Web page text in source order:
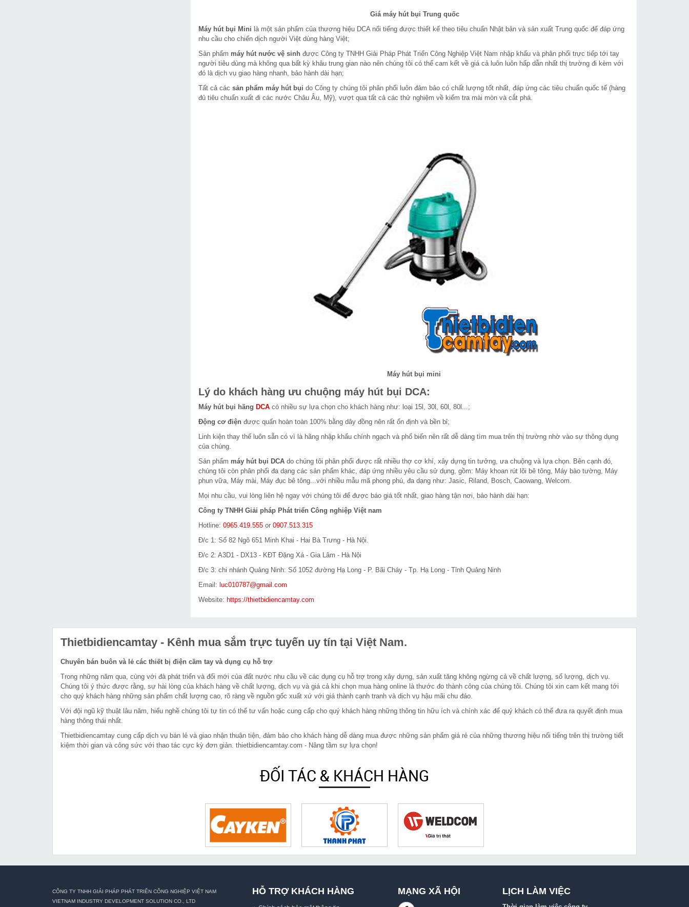
Giá máy hút bụi Trung quốc
Máy hút bụi Mini là một sản phẩm của thương hiệu DCA nổi tiếng được thiết kế theo tiêu chuẩn Nhật bản và sản xuất Trung quốc để đáp ứng
nhu cầu cho chiến dịch người Việt dùng hàng Việt;
Sản phẩm máy hút nước vệ sinh được Công ty TNHH Giải Pháp Phát Triển Công Nghiệp Việt Nam nhập khẩu và phân phối trực tiếp tới tay
người tiêu dùng mà không qua bất kỳ khâu trung gian nào nên chúng tôi có thể cam kết về giá cả luôn luôn hấp dẫn nhất thị trường đi kèm với
đó là dịch vụ giao hàng nhanh, bảo hành dài hạn;
Tất cả các sản phẩm máy hút bụi do Công ty chúng tôi phân phối luôn đảm bảo có chất lượng tốt nhất, đáp ứng các tiêu chuẩn quốc tế (hàng
đủ tiêu chuẩn xuất đi các nước Châu Âu, Mỹ), vượt qua tất cả các thử nghiệm về kiểm tra mài mòn và cắt phá.
Máy hút bụi mini
Lý do khách hàng ưu chuộng máy hút bụi DCA:
Máy hút bụi hãng DCA có nhiều sự lựa chọn cho khách hàng như: loại 15l, 30l, 60l, 80l...;
Động cơ điện được quấn hoàn toàn 100% bằng dây đồng nên rất ổn định và bền bỉ;
Linh kiện thay thế luôn sẵn có vì là hãng nhập khẩu chính ngạch và phổ biến nên rất dễ dàng tìm mua trên thị trường nhờ vào sự thông dụng
của chúng.
Sản phẩm máy hút bụi DCA do chúng tôi phân phối được rất nhiều thợ cơ khí, xây dựng tin tưởng, ưa chuộng và lựa chọn. Bên cạnh đó,
chúng tôi còn phân phối đa dạng các sản phẩm khác, đáp ứng nhiều yêu cầu sử dụng, gồm: Máy khoan rút lõi bê tông, Máy bào tường, Máy
phun vữa, Máy mài, Máy đục bê tông...với nhiều mẫu mã phong phú, đa dạng như: Jasic, Riland, Bosch, Caowang, Welcom.
Mọi nhu cầu, vui lòng liên hệ ngay với chúng tôi để được báo giá tốt nhất, giao hàng tận nơi, bảo hành dài hạn:
Công ty TNHH Giải pháp Phát triển Công nghiệp Việt nam
Hotline: 0965.419.555 or 0907.513.315
Đ/c 1: Số 82 Ngõ 651 Minh Khai - Hai Bà Trưng - Hà Nội.
Đ/c 2: A3D1 - DX13 - KĐT Đặng Xá - Gia Lâm - Hà Nội
Đ/c 3: chi nhánh Quảng Ninh: Số 1052 đường Hạ Long - P. Bãi Cháy - Tp. Hạ Long - Tỉnh Quảng Ninh
Email: luc010787@gmail.com
Website: https://thietbidiencamtay.com
Thietbidiencamtay - Kênh mua sắm trực tuyến uy tín tại Việt Nam.
Chuyên bán buôn và lẻ các thiết bị điện cầm tay và dụng cụ hỗ trợ
Trong những năm qua, cùng với đà phát triển và đổi mới của đất nước nhu cầu về các dụng cụ hỗ trợ trong xây dựng, sản xuất tăng không ngừng cả về chất lượng, số lượng, dịch vụ.
Chúng tôi ý thức được rằng, sự hài lòng của khách hàng về chất lượng, dịch vụ và giá cả khi chọn mua hàng online là thước đo thành công của chúng tôi. Chúng tôi xin cam kết mang tới
cho quý khách hàng những sản phẩm chất lượng cao, rõ ràng về nguồn gốc xuất xứ với giá thành cạnh tranh và dịch vụ hậu mãi chu đáo.
Với đội ngũ kỹ thuật lâu năm, hiểu nghề chúng tôi tự tin có thể tư vấn hoặc cung cấp cho quý khách hàng những thông tin hữu ích và chính xác để quý khách có thể đưa ra quyết định mua
hàng thông thái nhất.
Thietbidiencamtay cung cấp dịch vụ bán lẻ và giao nhận thuận tiện, đảm bảo cho khách hàng dễ dàng mua được những sản phẩm giá rẻ của những thương hiệu nổi tiếng trên thị trường tiết
kiệm thời gian và công sức với thao tác cực kỳ đơn giản. thietbidiencamtay.com - Nâng tầm sự lựa chọn!
ĐỐI TÁC & KHÁCH HÀNG
CÔNG TY TNHH GIẢI PHÁP PHÁT TRIỂN CÔNG NGHIỆP VIỆT NAM
VIETNAM INDUSTRY DEVELOPMENT SOLUTION CO., LTD
HỖ TRỢ KHÁCH HÀNG MẠNG XÃ HỘI LỊCH LÀM VIỆC